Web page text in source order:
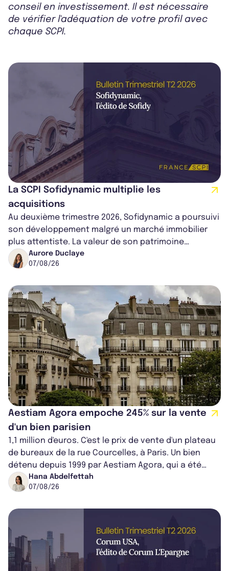
conseil en investissement. Il est nécessaire
de vérifier l'adéquation de votre profil avec
chaque SCPI.
La SCPI Sofidynamic multiplie les
acquisitions
Au deuxième trimestre 2026, Sofidynamic a poursuivi
son développement malgré un marché immobilier
plus attentiste. La valeur de son patrimoine
progresse de 3,8% à périmètre constan...
Aurore Duclaye
07/08/26
Aestiam Agora empoche 245% sur la vente
d'un bien parisien
1,1 million d'euros. C'est le prix de vente d'un plateau
de bureaux de la rue Courcelles, à Paris. Un bien
détenu depuis 1999 par Aestiam Agora, qui a été
cédé avec une plus-value...
Hana Abdelfettah
07/08/26